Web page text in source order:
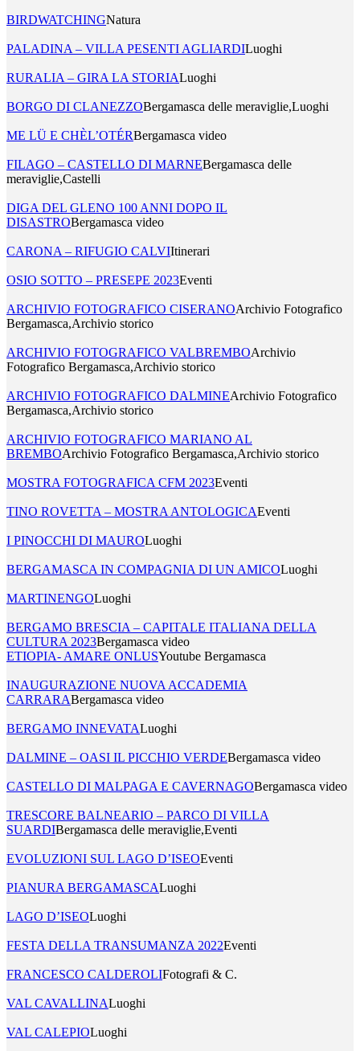
BIRDWATCHINGNatura
PALADINA – VILLA PESENTI AGLIARDILuoghi
RURALIA – GIRA LA STORIALuoghi
BORGO DI CLANEZZOBergamasca delle meraviglie,Luoghi
ME LÜ E CHÈL’OTÉRBergamasca video
FILAGO – CASTELLO DI MARNEBergamasca delle
meraviglie,Castelli
DIGA DEL GLENO 100 ANNI DOPO IL
DISASTROBergamasca video
CARONA – RIFUGIO CALVIItinerari
OSIO SOTTO – PRESEPE 2023Eventi
ARCHIVIO FOTOGRAFICO CISERANOArchivio Fotografico
Bergamasca,Archivio storico
ARCHIVIO FOTOGRAFICO VALBREMBOArchivio
Fotografico Bergamasca,Archivio storico
ARCHIVIO FOTOGRAFICO DALMINEArchivio Fotografico
Bergamasca,Archivio storico
ARCHIVIO FOTOGRAFICO MARIANO AL
BREMBOArchivio Fotografico Bergamasca,Archivio storico
MOSTRA FOTOGRAFICA CFM 2023Eventi
TINO ROVETTA – MOSTRA ANTOLOGICAEventi
I PINOCCHI DI MAUROLuoghi
BERGAMASCA IN COMPAGNIA DI UN AMICOLuoghi
MARTINENGOLuoghi
BERGAMO BRESCIA – CAPITALE ITALIANA DELLA
CULTURA 2023Bergamasca video
ETIOPIA- AMARE ONLUSYoutube Bergamasca
INAUGURAZIONE NUOVA ACCADEMIA
CARRARABergamasca video
BERGAMO INNEVATALuoghi
DALMINE – OASI IL PICCHIO VERDEBergamasca video
CASTELLO DI MALPAGA E CAVERNAGOBergamasca video
TRESCORE BALNEARIO – PARCO DI VILLA
SUARDIBergamasca delle meraviglie,Eventi
EVOLUZIONI SUL LAGO D’ISEOEventi
PIANURA BERGAMASCALuoghi
LAGO D’ISEOLuoghi
FESTA DELLA TRANSUMANZA 2022Eventi
FRANCESCO CALDEROLIFotografi & C.
VAL CAVALLINALuoghi
VAL CALEPIOLuoghi